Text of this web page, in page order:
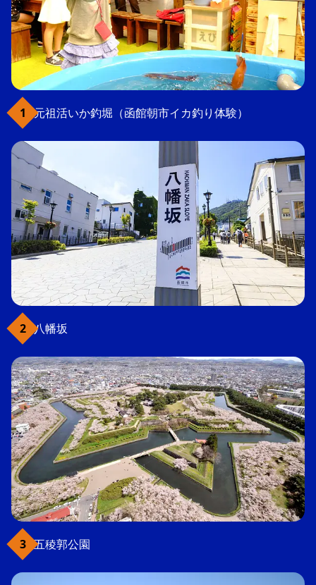
元祖活いか釣堀（函館朝市イカ釣り体験）
八幡坂
五稜郭公園